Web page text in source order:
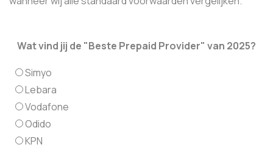
Wat vind jij de "Beste Prepaid Provider" van 2025?
Simyo
Lebara
Vodafone
Odido
KPN